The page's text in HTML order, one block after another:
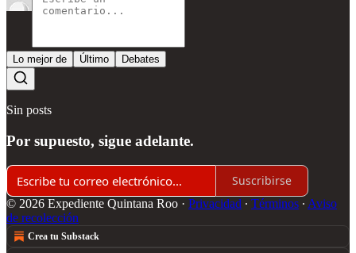
Lo mejor de Último Debates
Sin posts
Por supuesto, sigue adelante.
Suscribirse
© 2026 Expediente Quintana Roo · Privacidad ∙ Términos ∙ Aviso
de recolección
Crea tu Substack